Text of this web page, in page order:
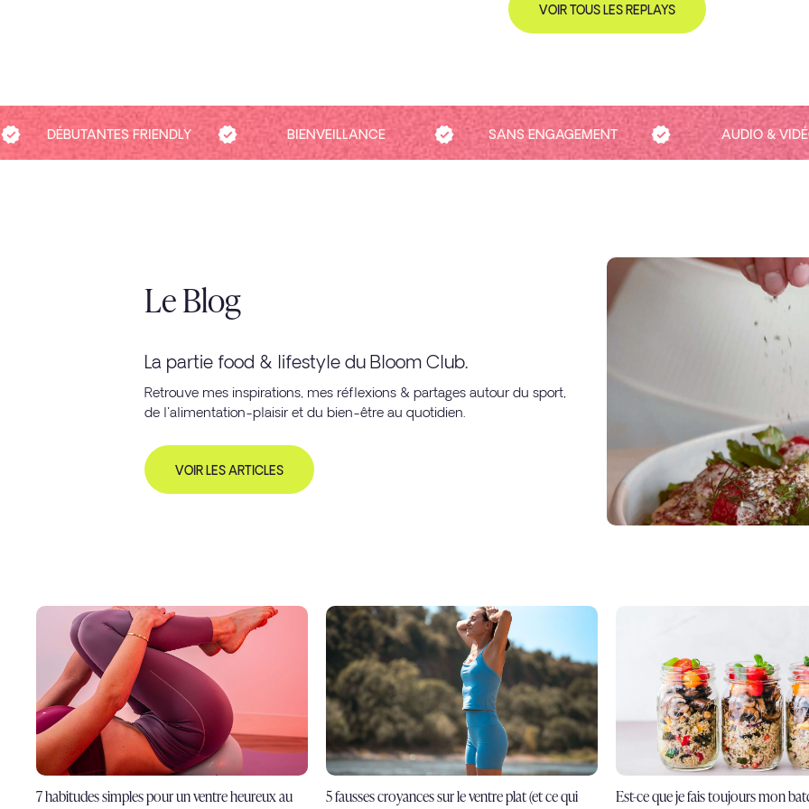
VOIR TOUS LES REPLAYS
DÉBUTANTES FRIENDLY BIENVEILLANCE SANS ENGAGEMENT AUDIO &
Le Blog
La partie food & lifestyle du Bloom Club.
Retrouve mes inspirations, mes réflexions & partages autour du sport,
de l'alimentation-plaisir et du bien-être au quotidien.
VOIR LES ARTICLES
7 habitudes simples pour un ventre heureux au
5 fausses croyances sur le ventre plat (et ce qui
Est-ce que je fais toujours mon